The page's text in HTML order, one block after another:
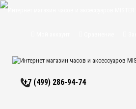
+7 (499) 286-94-74